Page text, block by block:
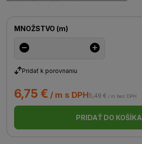
MNOŽSTVO (m)
Pridať k porovnaniu
6,75 € / m s DPH5,49 € / m bez DPH
PRIDAŤ DO KOŠÍKA